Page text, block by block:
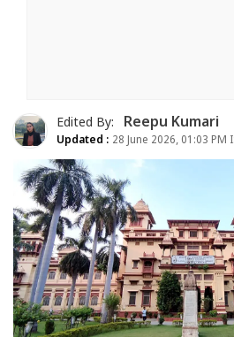
Edited By: Reepu Kumari
Updated : 28 June 2026, 01:03 PM